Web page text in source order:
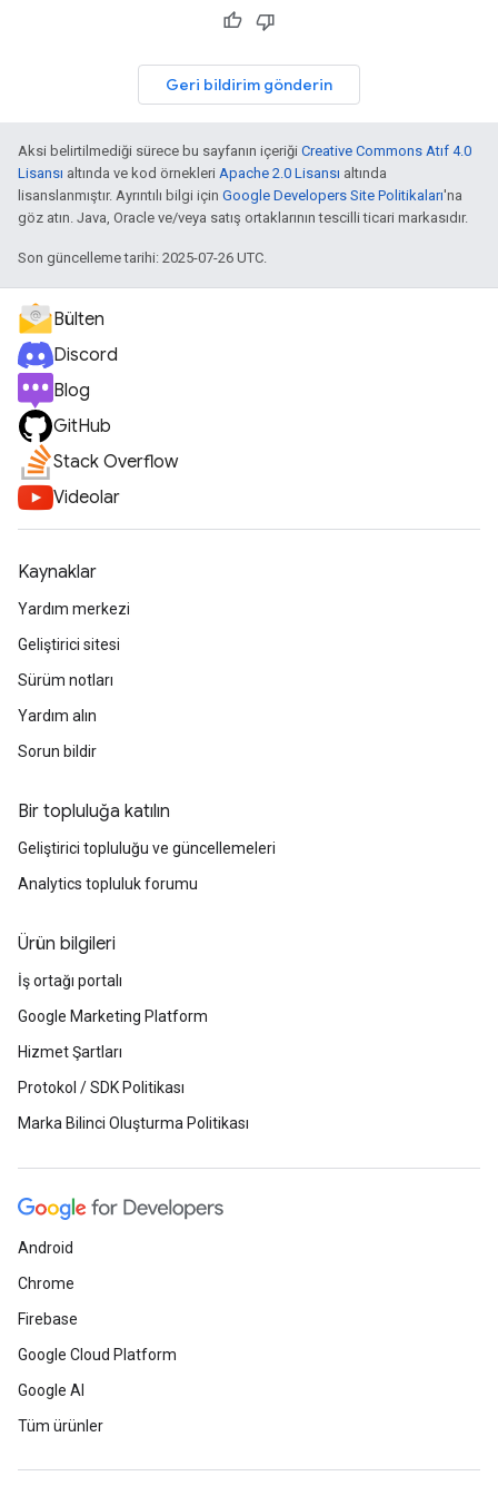
Geri bildirim gönderin
Aksi belirtilmediği sürece bu sayfanın içeriği Creative Commons Atıf 4.0
Lisansı altında ve kod örnekleri Apache 2.0 Lisansı altında
lisanslanmıştır. Ayrıntılı bilgi için Google Developers Site Politikaları'na
göz atın. Java, Oracle ve/veya satış ortaklarının tescilli ticari markasıdır.
Son güncelleme tarihi: 2025-07-26 UTC.
Bülten
Discord
Blog
GitHub
Stack Overflow
Videolar
Kaynaklar
Yardım merkezi
Geliştirici sitesi
Sürüm notları
Yardım alın
Sorun bildir
Bir topluluğa katılın
Geliştirici topluluğu ve güncellemeleri
Analytics topluluk forumu
Ürün bilgileri
İş ortağı portalı
Google Marketing Platform
Hizmet Şartları
Protokol / SDK Politikası
Marka Bilinci Oluşturma Politikası
Android
Chrome
Firebase
Google Cloud Platform
Google AI
Tüm ürünler